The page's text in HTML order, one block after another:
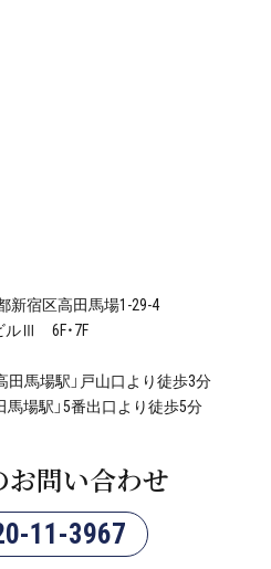
新宿区高田馬場1-29-4
ルⅢ 6F・7F
田馬場駅」戸山口より徒歩3分
馬場駅」5番出口より徒歩5分
お問い合わせ
11-3967